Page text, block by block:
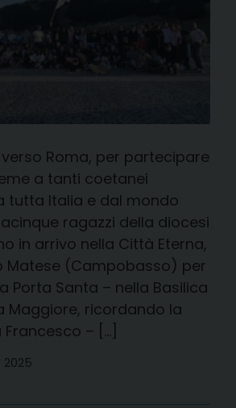
verso Roma, per partecipare
a tanti coetanei
tutta Italia e dal mondo
ragazzi della diocesi
in arrivo nella Città Eterna,
Matese (Campobasso) per
Porta Santa – nella Basilica
Maggiore, ricordando la
– […]